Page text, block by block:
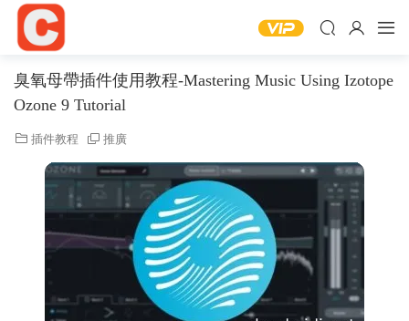
臭氧母帶插件使用教程-Mastering Music Using Izotope
Ozone 9 Tutorial
插件教程 推廣